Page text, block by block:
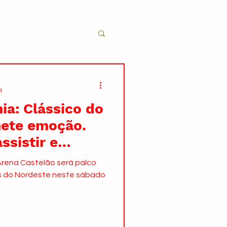
Clássico do
emoção.
e
Castelão será palco
do Nordeste neste sábado